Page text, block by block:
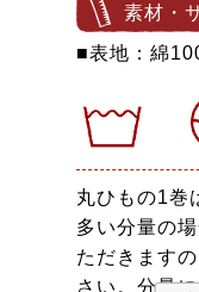
素材・
■表地：綿
丸ひもの1巻
多い分量の
ただきます
さい。分量